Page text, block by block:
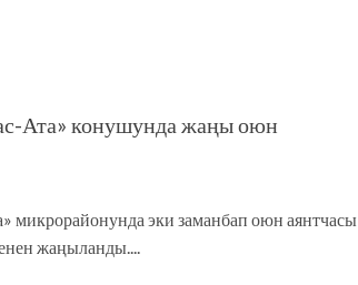
Ата» конушунда жаңы оюн
эки заманбап оюн аянтчасы
жаңыланды....